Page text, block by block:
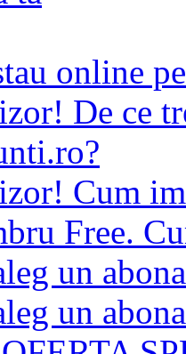
online
De ce
Cum
Free.
un
un